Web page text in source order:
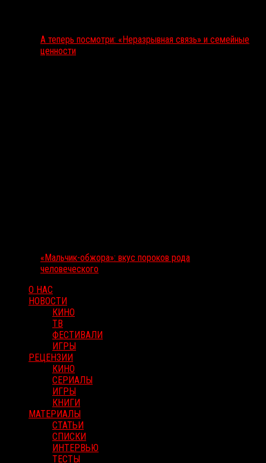
А теперь посмотри: «Неразрывная связь» и семейные
ценности
«Мальчик-обжора»: вкус пороков рода
человеческого
О НАС
НОВОСТИ
КИНО
ТВ
ФЕСТИВАЛИ
ИГРЫ
РЕЦЕНЗИИ
КИНО
СЕРИАЛЫ
ИГРЫ
КНИГИ
МАТЕРИАЛЫ
СТАТЬИ
СПИСКИ
ИНТЕРВЬЮ
ТЕСТЫ